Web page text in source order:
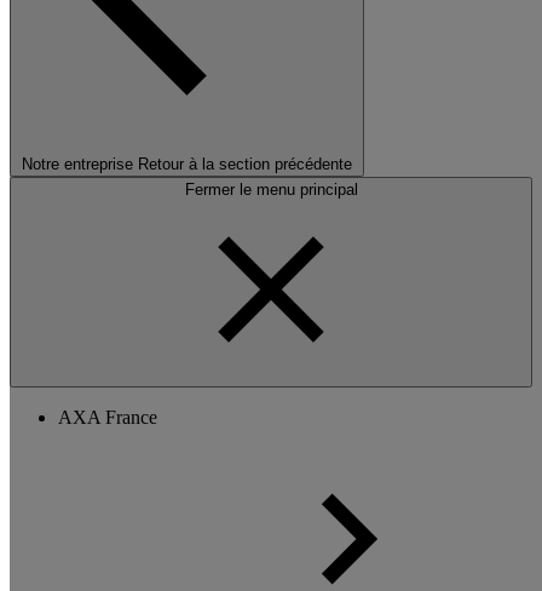
Notre entreprise Retour à la section précédente
Fermer le menu principal
AXA France